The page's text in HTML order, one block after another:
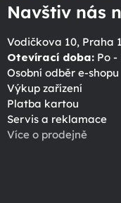
Navštiv nás
Vodičkova 10, Praha 1
Otevírací doba: Po -
Osobní odběr e-shopu
Výkup zařízení
Platba kartou
Servis a reklamace
Více o prodejně